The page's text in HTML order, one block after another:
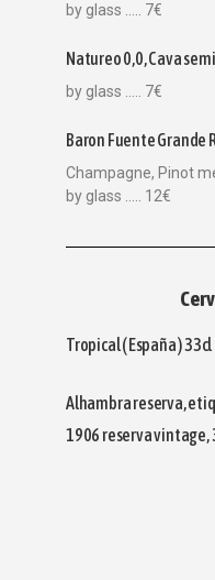
by glass ..... 7€
Natureo 0,0, Cava
by glass ..... 7€
Baron Fuente Grande
Champagne, Pinot
by glass ..... 12€
Tropical ( España ) 33cl
Alhambra reserva,
1906 reserva vintage,